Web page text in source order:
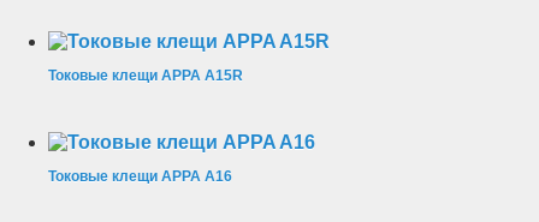
Токовые клещи APPA A15R
Токовые клещи APPA A16